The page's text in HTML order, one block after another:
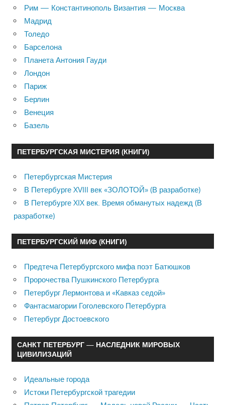
Рим — Константинополь Византия — Москва
Мадрид
Толедо
Барселона
Планета Антония Гауди
Лондон
Париж
Берлин
Венеция
Базель
ПЕТЕРБУРГСКАЯ МИСТЕРИЯ (КНИГИ)
Петербургская Мистерия
В Петербурге XVIII век «ЗОЛОТОЙ» (В разработке)
В Петербурге XIX век. Время обманутых надежд (В
разработке)
ПЕТЕРБУРГСКИЙ МИФ (КНИГИ)
Предтеча Петербургского мифа поэт Батюшков
Пророчества Пушкинского Петербурга
Петербург Лермонтова и «Кавказ седой»
Фантасмагории Гоголевского Петербурга
Петербург Достоевского
САНКТ ПЕТЕРБУРГ — НАСЛЕДНИК МИРОВЫХ
ЦИВИЛИЗАЦИЙ
Идеальные города
Истоки Петербургской трагедии